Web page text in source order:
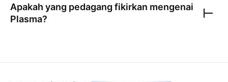
Apakah yang pedagang fikirkan mengenai
Plasma?